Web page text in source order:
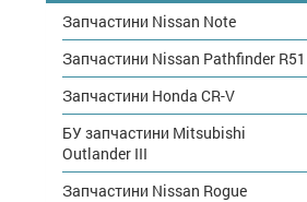
Запчастини Nissan Note
Запчастини Nissan Pathfinder R51
Запчастини Honda CR-V
БУ запчастини Mitsubishi
Outlander III
Запчастини Nissan Rogue